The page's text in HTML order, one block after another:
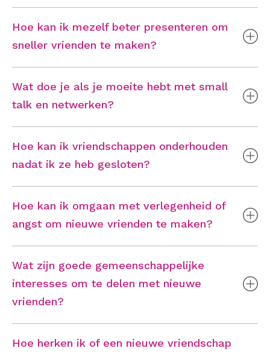
Hoe kan ik mezelf beter presenteren om
sneller vrienden te maken?
Wat doe je als je moeite hebt met small
talk en netwerken?
Hoe kan ik vriendschappen onderhouden
nadat ik ze heb gesloten?
Hoe kan ik omgaan met verlegenheid of
angst om nieuwe vrienden te maken?
Wat zijn goede gemeenschappelijke
interesses om te delen met nieuwe
vrienden?
Hoe herken ik of een nieuwe vriendschap